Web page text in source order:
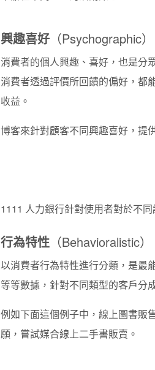
興趣喜好 （Psychographic）
消費者的個人興趣、喜好，也是分
消費者透過評價所回饋的偏好，都
收益。
博客來針對顧客不同興趣喜好，提
1111 人力銀行針對使用者對於不
行為特性 （Behavioralistic）
以消費者行為特性進行分類，是最
等等數據，針對不同類型的客戶分
例如下面這個例子中，線上圖書販
願，嘗試媒合線上二手書販賣。